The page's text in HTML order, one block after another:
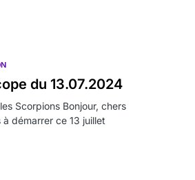
du 13.07.2024
Scorpions Bonjour, chers
démarrer ce 13 juillet